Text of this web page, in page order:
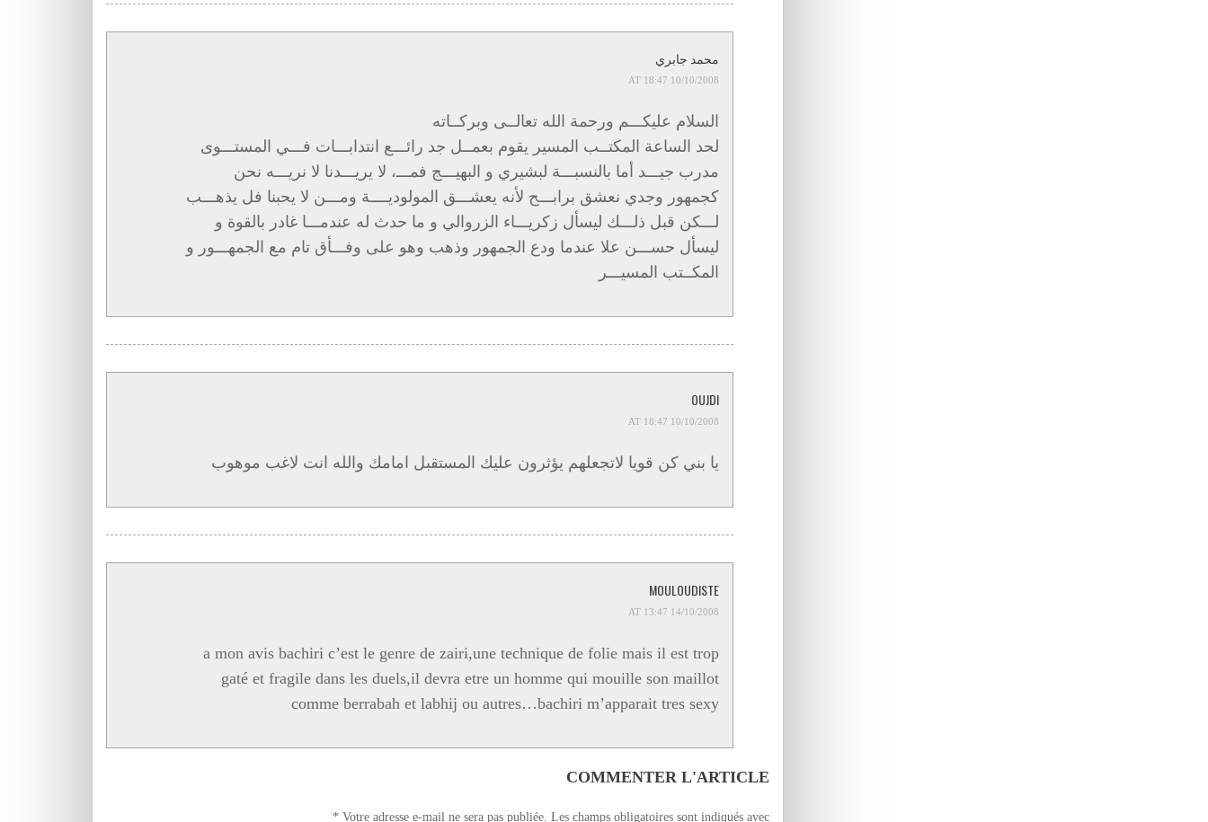
محمد جابري
10/10/2008 AT 18:47
السلام عليكـــم ورحمة الله تعالــى وبركــاته
لحد الساعة المكتــب المسير يقوم بعمــل جد رائـــع انتدابـــات فـــي المستـــوى
مدرب جيـــد أما بالنسبـــة لبشيري و البهيـــج فمـــ، لا يريـــدنا لا نريـــه نحن
كجمهور وجدي نعشق برابـــح لأنه يعشـــق المولوديــــة ومـــن لا يحبنا فل يذهـــب
لـــكن قبل ذلـــك ليسأل زكريـــاء الزروالي و ما حدث له عندمـــا غادر بالقوة و
ليسأل حســـن علا عندما ودع الجمهور وذهب وهو على وفـــأق تام مع الجمهـــور و
المكــتب المسيـــر
OUJDI
10/10/2008 AT 18:47
يا بني كن قويا لاتجعلهم يؤثرون عليك المستقبل امامك والله انت لاغب موهوب
MOULOUDISTE
14/10/2008 AT 13:47
a mon avis bachiri c’est le genre de zairi,une technique de folie mais il est trop
gaté et fragile dans les duels,il devra etre un homme qui mouille son maillot
comme berrabah et labhij ou autres…bachiri m’apparait tres sexy
COMMENTER L'ARTICLE
Votre adresse e-mail ne sera pas publiée. Les champs obligatoires sont indiqués avec
*